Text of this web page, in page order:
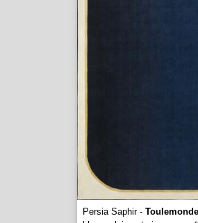
Persia Saphir -